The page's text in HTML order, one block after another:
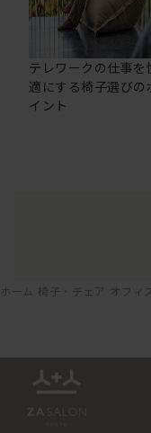
テレワークの仕事を
適にする椅子選びの
イント
ホーム 椅子・チェア オフィ